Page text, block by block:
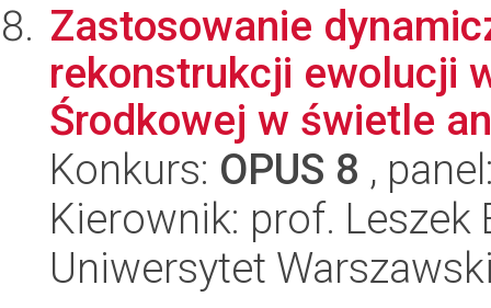
Zastosowanie
rekonstrukcji ewolucji
Środkowej w świetle
Konkurs: OPUS 8 ,
Kierownik: prof. Leszek
Uniwersytet